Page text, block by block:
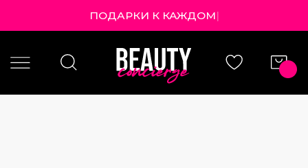
ПОДАРКИ К КАЖ |